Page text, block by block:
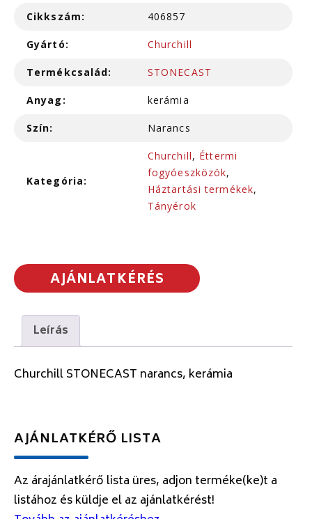
Cikkszám: 406857
Gyártó: Churchill
Termékcsalád: STONECAST
Anyag: kerámia
Szín: Narancs
Kategória:
Churchill, Éttermi
fogyóeszközök,
Háztartási termékek,
Tányérok
AJÁNLATKÉRÉS
Leírás
Churchill STONECAST narancs, kerámia
AJÁNLATKÉRŐ LISTA
Az árajánlatkérő lista üres, adjon terméke(ke)t a
listához és küldje el az ajánlatkérést!